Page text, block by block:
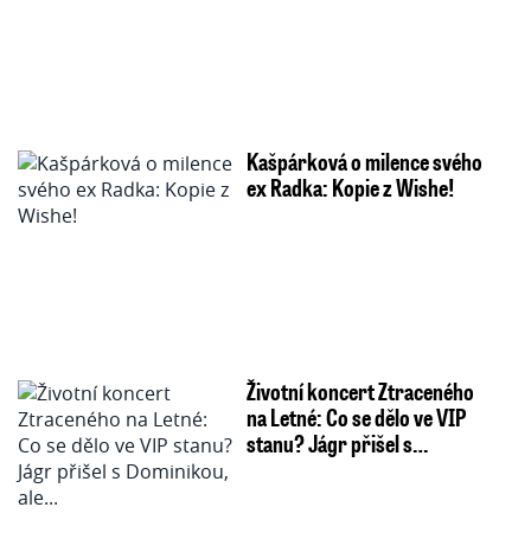
Kašpárková o milence svého
ex Radka: Kopie z Wishe!
Životní koncert Ztraceného
na Letné: Co se dělo ve VIP
stanu? Jágr přišel s…